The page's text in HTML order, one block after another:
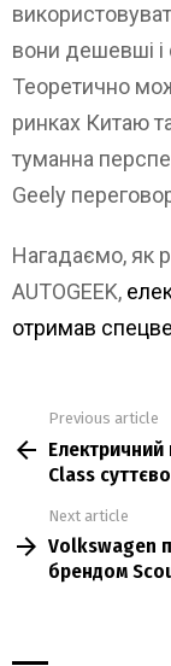
вони дешевші і
Теоретично
ринках Китаю
туманна
Geely
Нагадаємо, як
AUTOGEEK,
отримав
more
Previous article
Електричний
Class
Next article
Volkswagen
брендом